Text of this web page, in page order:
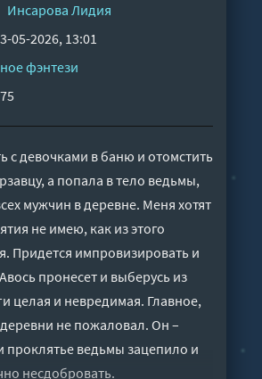
Инсарова Лидия
05-2026, 13:01
фэнтези
75
с девочками в баню и отомстить
а попала в тело ведьмы,
мужчин в деревне. Меня хотят
не имею, как из этого
Придется импровизировать и
пронесет и выберусь из
целая и невредимая. Главное,
не пожаловал. Он –
проклятье ведьмы зацепило и
несдобровать.